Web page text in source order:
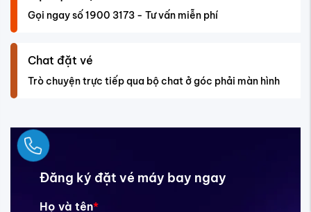
Gọi ngay số 1900 3173 - Tư vấn miễn phí
Chat đặt vé
Trò chuyện trực tiếp qua bộ chat ở góc phải màn hình
Đăng ký đặt vé máy bay ngay
Họ và tên*